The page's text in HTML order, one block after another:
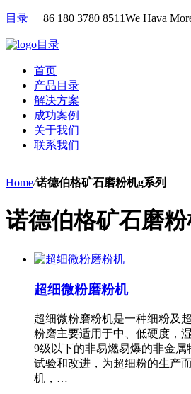
目录 +86 180 3780 8511We Hava
目录
首页
产品目录
解决方案
成功案例
关于我们
联系我们
Home/诺德伯格矿石磨粉机g系列
诺德伯格矿石磨粉
超细微粉磨粉机
超细微粉磨粉机是一种细粉及
粉磨主要适用于中、低硬度，
9级以下的非易燃易爆的非金属
试验和改进，为超细粉的生产
机，…